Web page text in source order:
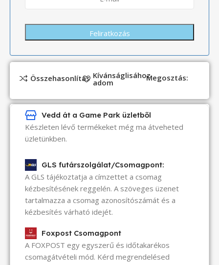
Összehasonlítás Kívánságlisához
adom Megosztás:
Vedd át a Game Park üzletből
Készleten lévő termékeket még ma átveheted
üzletünkben.
GLS futárszolgálat/Csomagpont:
A GLS tájékoztatja a címzettet a csomag
kézbesítésének reggelén. A szöveges üzenet
tartalmazza a csomag azonosítószámát és a
kézbesítés várható idejét.
Foxpost Csomagpont
A FOXPOST egy egyszerű és időtakarékos
csomagátvételi mód. Kérd megrendelésed